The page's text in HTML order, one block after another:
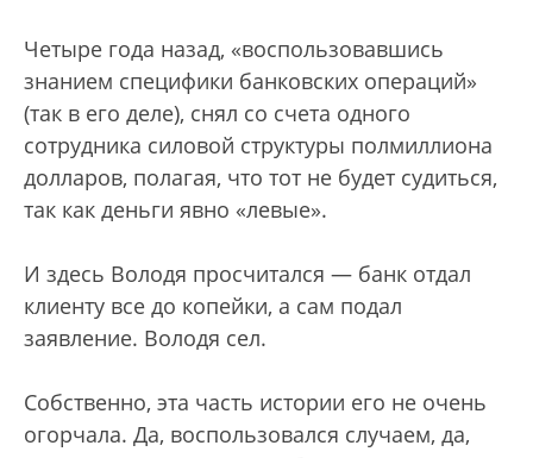
Четыре года назад, «воспользовавшись
знанием специфики банковских операций»
(так в его деле), снял со счета одного
сотрудника силовой структуры полмиллиона
долларов, полагая, что тот не будет судиться,
так как деньги явно «левые».
И здесь Володя просчитался — банк отдал
клиенту все до копейки, а сам подал
заявление. Володя сел.
Собственно, эта часть истории его не очень
огорчала. Да, воспользовался случаем, да,